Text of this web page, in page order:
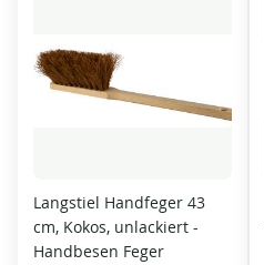
Langstiel Handfeger 43
cm, Kokos, unlackiert -
Handbesen Feger